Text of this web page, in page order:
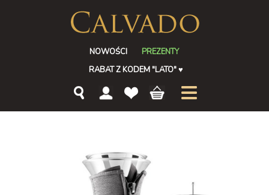
NOWOŚCI
PREZENTY
RABAT Z KODEM "LATO"♥